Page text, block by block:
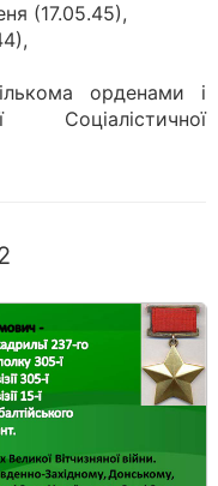
(17.05.45),
орденами і
Соціалістичної